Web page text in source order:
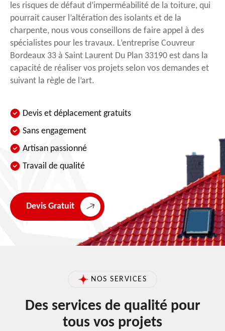
les risques de défaut d’imperméabilité de la toiture, qui
pourrait causer l’altération des isolants et de la
charpente, nous vous conseillons de faire appel à des
spécialistes pour les travaux. L’entreprise Couvreur
Bordeaux 33 à Saint Laurent Du Plan 33190 est dans la
capacité de réaliser vos projets selon vos demandes et
suivant la règle de l’art.
Devis et déplacement gratuits
Sans engagement
Artisan passionné
Travail de qualité
Devis Gratuit
NOS SERVICES
Des services de qualité pour
tous vos projets